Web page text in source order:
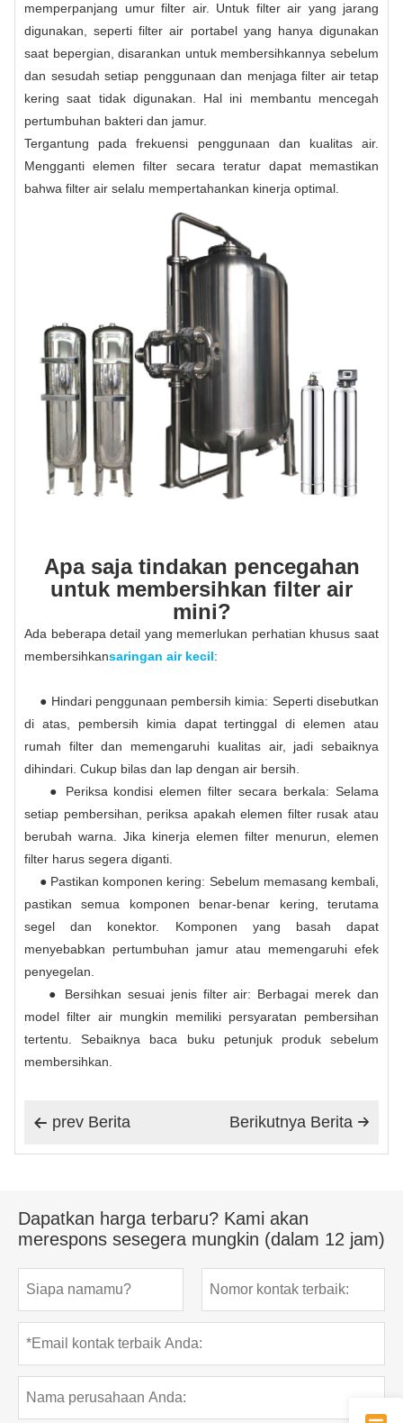
memperpanjang umur filter air. Untuk filter air yang jarang
digunakan, seperti filter air portabel yang hanya digunakan
saat bepergian, disarankan untuk membersihkannya sebelum
dan sesudah setiap penggunaan dan menjaga filter air tetap
kering saat tidak digunakan. Hal ini membantu mencegah
pertumbuhan bakteri dan jamur.
Tergantung pada frekuensi penggunaan dan kualitas air.
Mengganti elemen filter secara teratur dapat memastikan
bahwa filter air selalu mempertahankan kinerja optimal.
Apa saja tindakan pencegahan
untuk membersihkan filter air
mini?
Ada beberapa detail yang memerlukan perhatian khusus saat
membersihkansaringan air kecil:
● Hindari penggunaan pembersih kimia: Seperti disebutkan
di atas, pembersih kimia dapat tertinggal di elemen atau
rumah filter dan memengaruhi kualitas air, jadi sebaiknya
dihindari. Cukup bilas dan lap dengan air bersih.
● Periksa kondisi elemen filter secara berkala: Selama
setiap pembersihan, periksa apakah elemen filter rusak atau
berubah warna. Jika kinerja elemen filter menurun, elemen
filter harus segera diganti.
● Pastikan komponen kering: Sebelum memasang kembali,
pastikan semua komponen benar-benar kering, terutama
segel dan konektor. Komponen yang basah dapat
menyebabkan pertumbuhan jamur atau memengaruhi efek
penyegelan.
● Bersihkan sesuai jenis filter air: Berbagai merek dan
model filter air mungkin memiliki persyaratan pembersihan
tertentu. Sebaiknya baca buku petunjuk produk sebelum
membersihkan.
 prev Berita 
Berikutnya Berita
Dapatkan harga terbaru? Kami akan
merespons sesegera mungkin (dalam 12 jam)